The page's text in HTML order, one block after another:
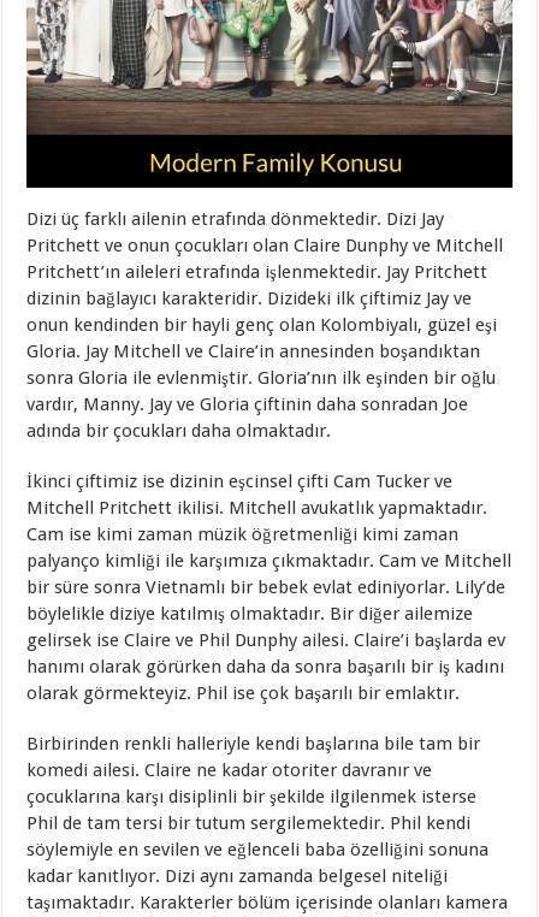
Dizi üç farklı ailenin etrafında dönmektedir. Dizi Jay
Pritchett ve onun çocukları olan Claire Dunphy ve Mitchell
Pritchett’ın aileleri etrafında işlenmektedir. Jay Pritchett
dizinin bağlayıcı karakteridir. Dizideki ilk çiftimiz Jay ve
onun kendinden bir hayli genç olan Kolombiyalı, güzel eşi
Gloria. Jay Mitchell ve Claire’in annesinden boşandıktan
sonra Gloria ile evlenmiştir. Gloria’nın ilk eşinden bir oğlu
vardır, Manny. Jay ve Gloria çiftinin daha sonradan Joe
adında bir çocukları daha olmaktadır.
İkinci çiftimiz ise dizinin eşcinsel çifti Cam Tucker ve
Mitchell Pritchett ikilisi. Mitchell avukatlık yapmaktadır.
Cam ise kimi zaman müzik öğretmenliği kimi zaman
palyanço kimliği ile karşımıza çıkmaktadır. Cam ve Mitchell
bir süre sonra Vietnamlı bir bebek evlat ediniyorlar. Lily’de
böylelikle diziye katılmış olmaktadır. Bir diğer ailemize
gelirsek ise Claire ve Phil Dunphy ailesi. Claire’i başlarda ev
hanımı olarak görürken daha da sonra başarılı bir iş kadını
olarak görmekteyiz. Phil ise çok başarılı bir emlaktır.
Birbirinden renkli halleriyle kendi başlarına bile tam bir
komedi ailesi. Claire ne kadar otoriter davranır ve
çocuklarına karşı disiplinli bir şekilde ilgilenmek isterse
Phil de tam tersi bir tutum sergilemektedir. Phil kendi
söylemiyle en sevilen ve eğlenceli baba özelliğini sonuna
kadar kanıtlıyor. Dizi aynı zamanda belgesel niteliği
taşımaktadır. Karakterler bölüm içerisinde olanları kamera